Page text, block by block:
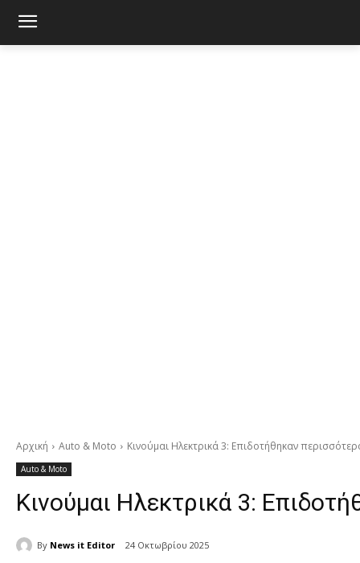
Αρχική Auto & Moto Κινούμαι Ηλεκτρικά 3: Επιδοτήθηκαν
Auto & Moto
Κινούμαι Ηλεκτρικά 3:
By News it Editor 24 Οκτωβρίου 2025